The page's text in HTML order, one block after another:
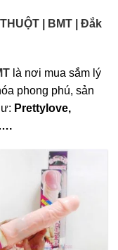
| BMT | Đắk
là nơi mua sắm lý
phong phú, sản
Prettylove,